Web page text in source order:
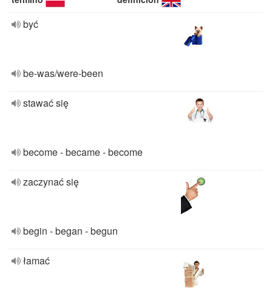
być
be-was/were-been
stawać się
become - became - become
zaczynać się
begin - began - begun
łamać